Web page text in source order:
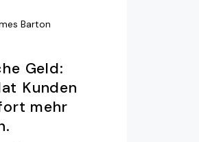
Barton
Geld:
Kunden
mehr